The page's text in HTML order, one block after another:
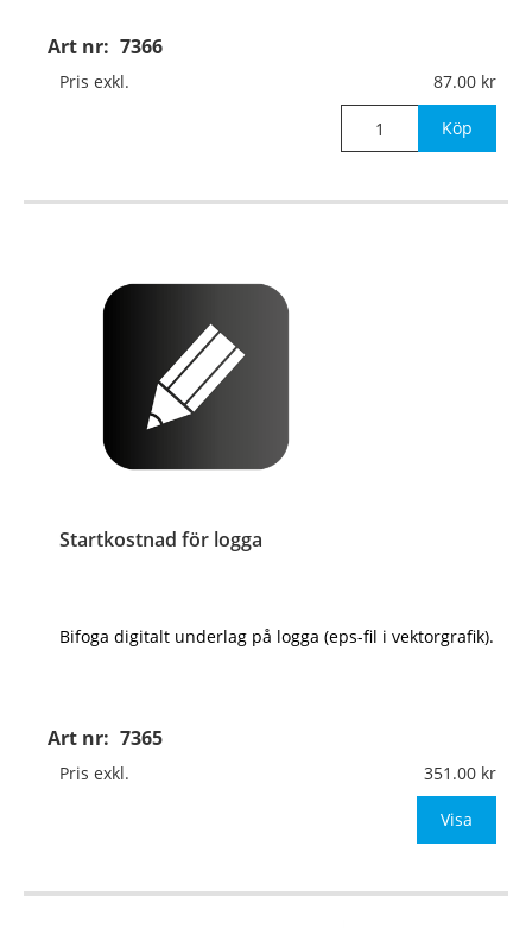
Art nr: 7366
Pris exkl. 87.00
Köp
Startkostnad för logga
Art nr: 7365
Bifoga digitalt underlag på logga (eps-fil i vektorgrafik).
Pris exkl. 351.00
Visa